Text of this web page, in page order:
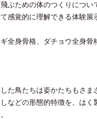
ぶための体のつくりについ
感覚的に理解できる体験展
全身骨格、ダチョウ全身骨
た鳥たちは姿かたちもさま
などの形態的特徴を、はく